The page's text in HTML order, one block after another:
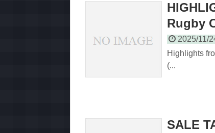
Rugby
2025/11/
Highlights
(...
SALE